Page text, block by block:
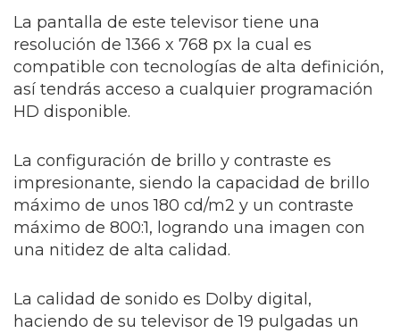
La pantalla de este televisor tiene una
resolución de 1366 x 768 px la cual es
compatible con tecnologías de alta definición,
así tendrás acceso a cualquier programación
HD disponible.
La configuración de brillo y contraste es
impresionante, siendo la capacidad de brillo
máximo de unos 180 cd/m2 y un contraste
máximo de 800:1, logrando una imagen con
una nitidez de alta calidad.
La calidad de sonido es Dolby digital,
haciendo de su televisor de 19 pulgadas un